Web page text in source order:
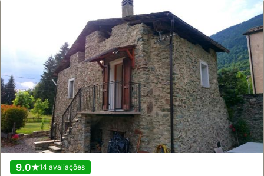
9.0 14 avaliações